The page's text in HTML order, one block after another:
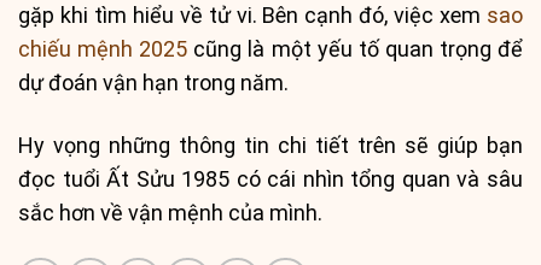
gặp khi tìm hiểu về tử vi. Bên cạnh đó, việc xem sao
chiếu mệnh 2025 cũng là một yếu tố quan trọng để
dự đoán vận hạn trong năm.
Hy vọng những thông tin chi tiết trên sẽ giúp bạn
đọc tuổi Ất Sửu 1985 có cái nhìn tổng quan và sâu
sắc hơn về vận mệnh của mình.